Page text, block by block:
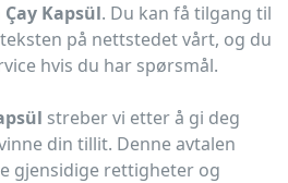
Kapsül. Du kan få tilgang til
på nettstedet vårt, og du
hvis du har spørsmål.
streber vi etter å gi deg
din tillit. Denne avtalen
gjensidige rettigheter og